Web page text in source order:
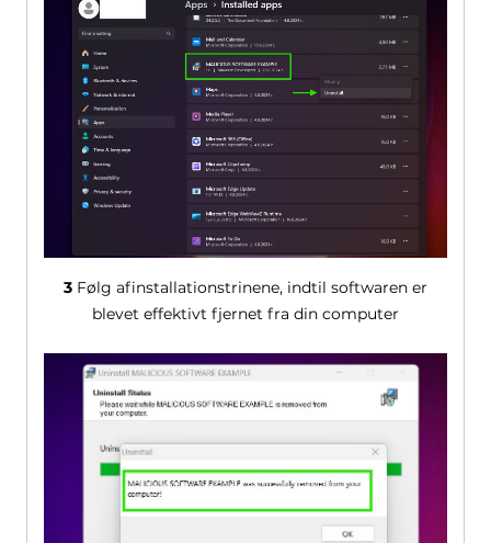
3Følg afinstallationstrinene, indtil softwaren er
blevet effektivt fjernet fra din computer